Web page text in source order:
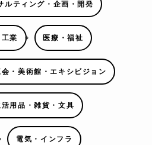
ルティング・企画・開発
業 医療・福祉
会・美術館・エキシビジョン
活用品・雑貨・文具
電気・インフラ